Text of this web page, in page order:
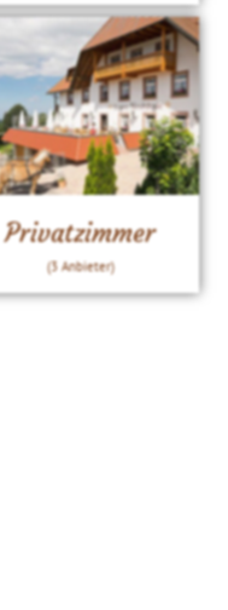
Privatzimmer
(3 Anbieter)